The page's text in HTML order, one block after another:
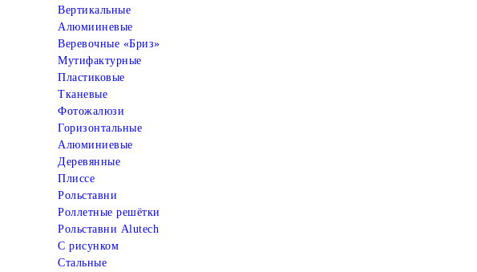
Вертикальные
Алюмииневые
Веревочные «Бриз»
Мутифактурные
Пластиковые
Тканевые
Фотожалюзи
Горизонтальные
Алюминиевые
Деревянные
Плиссе
Рольставни
Роллетные решётки
Рольставни Alutech
С рисунком
Стальные